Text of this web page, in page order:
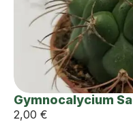
Gymnocalycium
2,00 €